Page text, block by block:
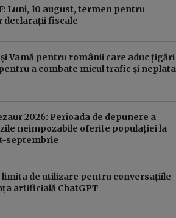
Luni, 10 august, termen pentru
declarații fiscale
Vamă pentru românii care aduc țigări
pentru a combate micul trafic și neplata
2026: Perioada de depunere a
neimpozabile oferite populației la
septembrie
limita de utilizare pentru conversațiile
artificială ChatGPT